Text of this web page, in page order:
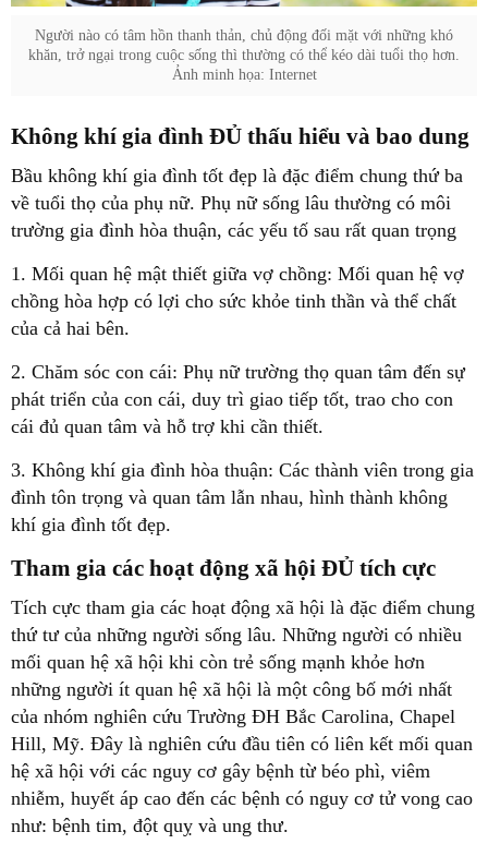
Người nào có tâm hồn thanh thản, chủ động đối mặt với những khó
khăn, trở ngại trong cuộc sống thì thường có thể kéo dài tuổi thọ hơn.
Ảnh minh họa: Internet
Không khí gia đình ĐỦ thấu hiểu và bao dung
Bầu không khí gia đình tốt đẹp là đặc điểm chung thứ ba
về tuổi thọ của phụ nữ. Phụ nữ sống lâu thường có môi
trường gia đình hòa thuận, các yếu tố sau rất quan trọng
1. Mối quan hệ mật thiết giữa vợ chồng: Mối quan hệ vợ
chồng hòa hợp có lợi cho sức khỏe tinh thần và thể chất
của cả hai bên.
2. Chăm sóc con cái: Phụ nữ trường thọ quan tâm đến sự
phát triển của con cái, duy trì giao tiếp tốt, trao cho con
cái đủ quan tâm và hỗ trợ khi cần thiết.
3. Không khí gia đình hòa thuận: Các thành viên trong gia
đình tôn trọng và quan tâm lẫn nhau, hình thành không
khí gia đình tốt đẹp.
Tham gia các hoạt động xã hội ĐỦ tích cực
Tích cực tham gia các hoạt động xã hội là đặc điểm chung
thứ tư của những người sống lâu. Những người có nhiều
mối quan hệ xã hội khi còn trẻ sống mạnh khỏe hơn
những người ít quan hệ xã hội là một công bố mới nhất
của nhóm nghiên cứu Trường ĐH Bắc Carolina, Chapel
Hill, Mỹ. Đây là nghiên cứu đầu tiên có liên kết mối quan
hệ xã hội với các nguy cơ gây bệnh từ béo phì, viêm
nhiễm, huyết áp cao đến các bệnh có nguy cơ tử vong cao
như: bệnh tim, đột quỵ và ung thư.